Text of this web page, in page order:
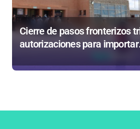
Cierre de pasos fronterizos
autorizaciones para importar